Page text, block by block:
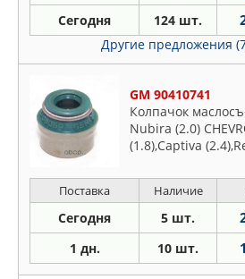
Сегодня 124 шт.
Другие предложения
GM 90410741
Колпачок
Nubira (2.0)
(1.8),Captiva
Поставка Наличие
Сегодня 5 шт.
1 дн. 10 шт.